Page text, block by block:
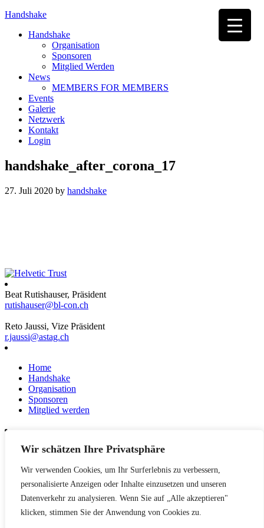
Wir schätzen Ihre Privatsphäre
Wir verwenden Cookies, um Ihr Surferlebnis zu verbessern,
personalisierte Anzeigen oder Inhalte einzusetzen und unseren
Datenverkehr zu analysieren. Wenn Sie auf „Alle akzeptieren"
klicken, stimmen Sie der Anwendung von Cookies zu.
Handshake
Handshake
Organisation
Sponsoren
Mitglied Werden
News
MEMBERS FOR MEMBERS
Events
Galerie
Netzwerk
Kontakt
Login
handshake_after_corona_17
27. Juli 2020 by handshake
Beat Rutishauser, Präsident
rutishauser@bl-con.ch
Reto Jaussi, Vize Präsident
r.jaussi@astag.ch
Home
Handshake
Organisation
Sponsoren
Mitglied werden
News
Netzwerk
Kontakt